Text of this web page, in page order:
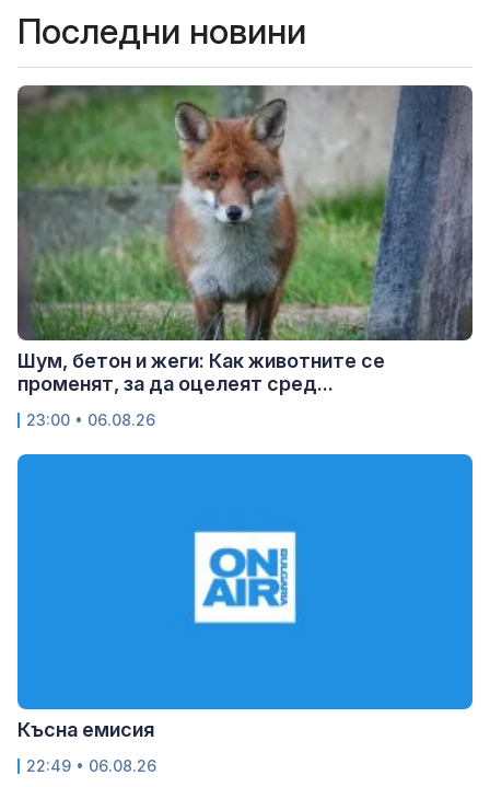
Последни новини
Шум, бетон и жеги: Как животните се
променят, за да оцелеят сред...
23:00 • 06.08.26
Късна емисия
22:49 • 06.08.26